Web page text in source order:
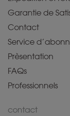
Garantie de
Contact
Service
Prèsentation
FAQs
Professionnels
contact